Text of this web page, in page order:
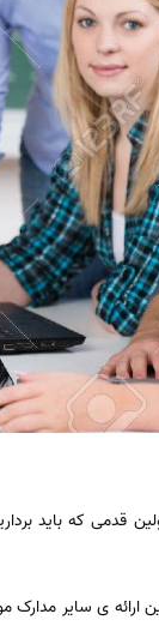
قدمی که باید
ی سایر مدارک